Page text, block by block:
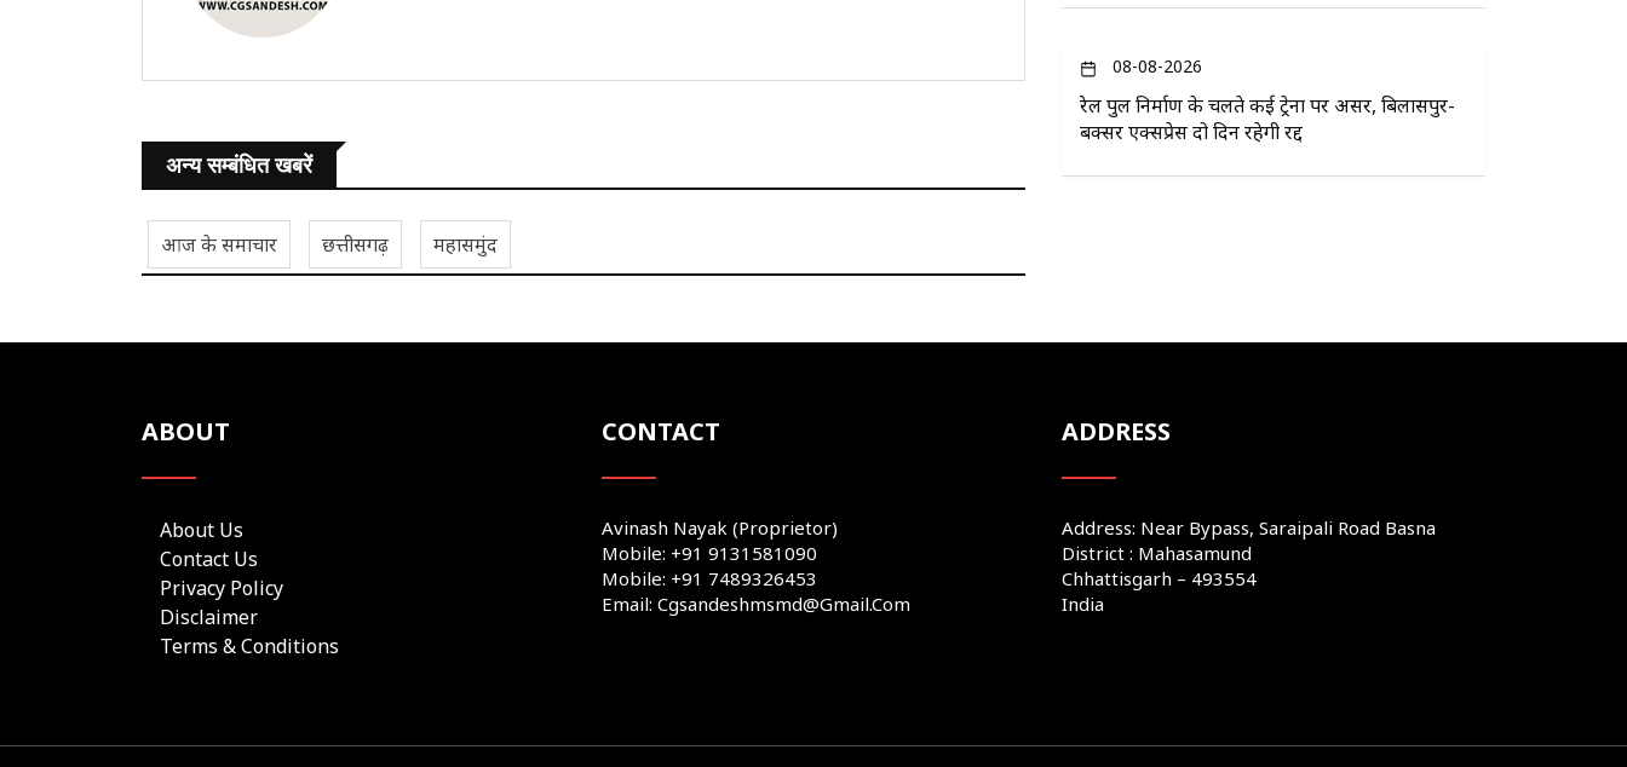
अन्य सम्बंधित खबरें
आज के समाचार छत्तीसगढ़ महासमुंद
08-08-2026
रेल पुल निर्माण के चलते कई ट्रेनों पर असर, बिलासपुर-
बक्सर एक्सप्रेस दो दिन रहेगी रद्द
ABOUT
About Us
Contact Us
Privacy Policy
Disclaimer
Terms & Conditions
CONTACT
Avinash Nayak (Proprietor)
Mobile: +91 9131581090
Mobile: +91 7489326453
Email: Cgsandeshmsmd@gmail.com
ADDRESS
Address: Near Bypass, Saraipali Road Basna
District : Mahasamund
Chhattisgarh – 493554
India